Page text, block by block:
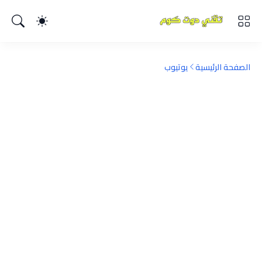
الصفحة الرئيسية يوتيوب